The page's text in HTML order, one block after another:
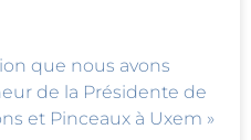
que nous avons
de la Présidente de
et Pinceaux à Uxem »